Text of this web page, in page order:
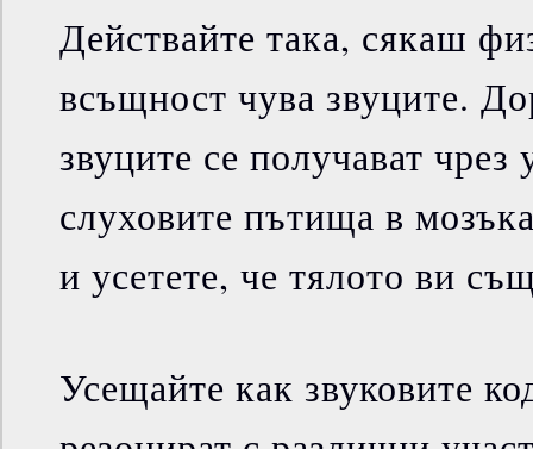
Действайте така, сякаш
всъщност чува звуците.
звуците се получават
слуховите пътища в
и усетете, че тялото ви
Усещайте как звуковите